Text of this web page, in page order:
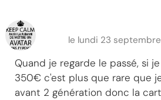
le lundi 23
Quand je regarde le passé, si
350€ c'est plus que rare que
avant 2 génération donc la